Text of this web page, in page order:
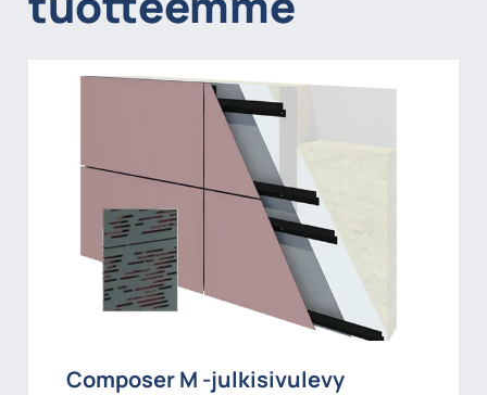
Composer M -julkisivulevy